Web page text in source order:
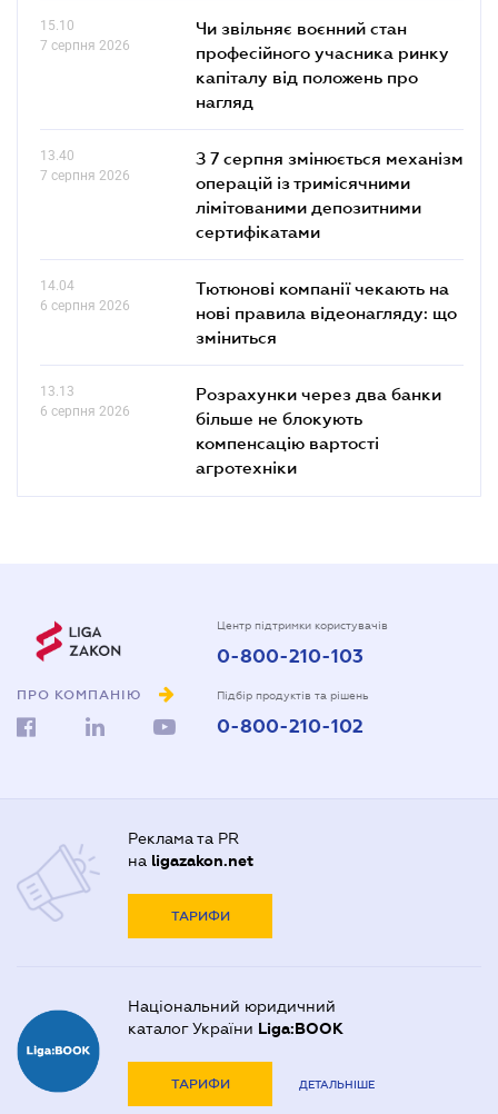
15.10
7 серпня 2026
Чи звільняє воєнний стан
професійного учасника ринку
капіталу від положень про
нагляд
13.40
7 серпня 2026
З 7 серпня змінюється механізм
операцій із тримісячними
лімітованими депозитними
сертифікатами
14.04
6 серпня 2026
Тютюнові компанії чекають на
нові правила відеонагляду: що
зміниться
13.13
6 серпня 2026
Розрахунки через два банки
більше не блокують
компенсацію вартості
агротехніки
ПРО КОМПАНІЮ
Центр підтримки користувачів
0-800-210-103
Підбір продуктів та рішень
0-800-210-102
Реклама та PR
на ligazakon.net
ТАРИФИ
Національний юридичний
каталог України Liga:BOOK
ТАРИФИ ДЕТАЛЬНІШЕ